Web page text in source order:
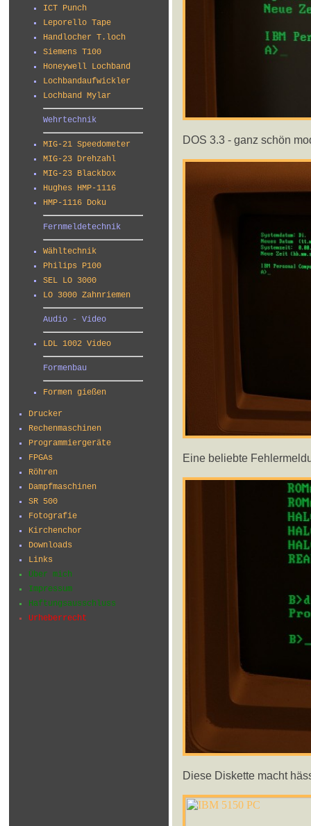
ICT Punch
Leporello Tape
Handlocher T.loch
Siemens T100
Honeywell Lochband
Lochbandaufwickler
Lochband Mylar
Wehrtechnik
MIG-21 Speedometer
MIG-23 Drehzahl
MIG-23 Blackbox
Hughes HMP-1116
HMP-1116 Doku
Fernmeldetechnik
Wähltechnik
Philips P100
SEL LO 3000
LO 3000 Zahnriemen
Audio - Video
LDL 1002 Video
Formenbau
Formen gießen
Drucker
Rechenmaschinen
Programmiergeräte
FPGAs
Röhren
Dampfmaschinen
SR 500
Fotografie
Kirchenchor
Downloads
Links
Über mich
Impressum
Haftungsausschluss
Urheberrecht
DOS 3.3 - ganz schön
Eine beliebte
Diese Diskette macht